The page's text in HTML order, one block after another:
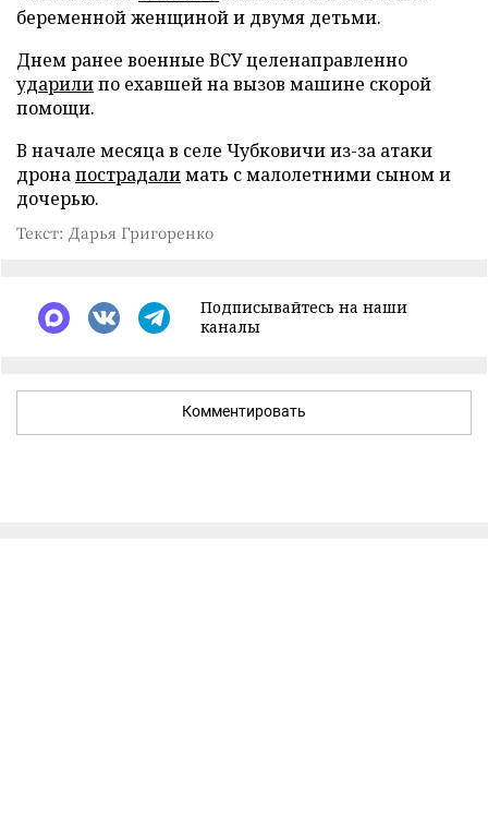
беременной женщиной и двумя детьми.
Днем ранее военные ВСУ целенаправленно
ударилипо ехавшей на вызов машине скорой
помощи.
В начале месяца в селе Чубковичи из-за атаки
дронапострадалимать с малолетними сыном и
дочерью.
Текст: Дарья Григоренко
Подписывайтесь на наши
каналы
Комментировать